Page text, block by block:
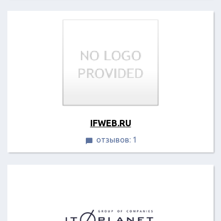
IFWEB.RU
 отзывов: 1